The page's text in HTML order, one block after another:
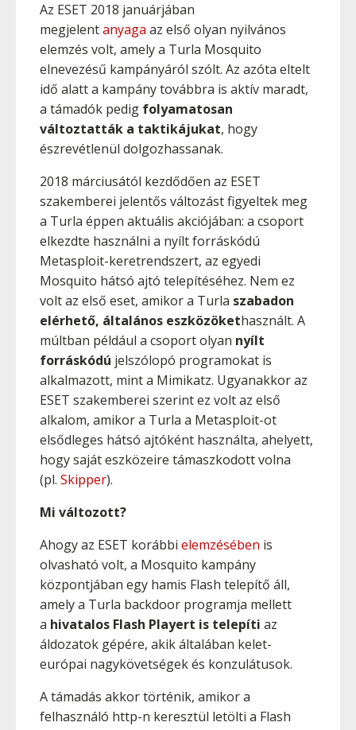
Az ESET 2018 januárjában
megjelentanyaga az első olyan nyilvános
elemzés volt, amely a Turla Mosquito
elnevezésű kampányáról szólt. Az azóta eltelt
idő alatt a kampány továbbra is aktív maradt,
a támadók pedig folyamatosan
változtatták a taktikájukat, hogy
észrevétlenül dolgozhassanak.
2018 márciusától kezdődően az ESET
szakemberei jelentős változást figyeltek meg
a Turla éppen aktuális akciójában: a csoport
elkezdte használni a nyílt forráskódú
Metasploit-keretrendszert, az egyedi
Mosquito hátsó ajtó telepítéséhez. Nem ez
volt az első eset, amikor a Turla szabadon
elérhető, általános eszközökethasznált. A
múltban például a csoport olyan nyílt
forráskódú jelszólopó programokat is
alkalmazott, mint a Mimikatz. Ugyanakkor az
ESET szakemberei szerint ez volt az első
alkalom, amikor a Turla a Metasploit-ot
elsődleges hátsó ajtóként használta, ahelyett,
hogy saját eszközeire támaszkodott volna
(pl. Skipper).
Mi változott?
Ahogy az ESET korábbi elemzésében is
olvasható volt, a Mosquito kampány
központjában egy hamis Flash telepítő áll,
amely a Turla backdoor programja mellett
a hivatalos Flash Playert is telepíti az
áldozatok gépére, akik általában kelet-
európai nagykövetségek és konzulátusok.
A támadás akkor történik, amikor a
felhasználó http-n keresztül letölti a Flash